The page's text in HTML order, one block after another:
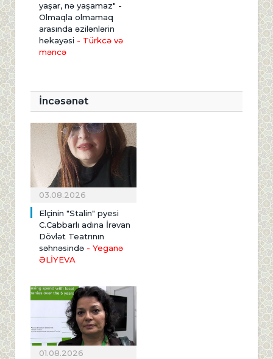
yaşar, nə yaşamaz" -
Olmaqla olmamaq
arasında əzilənlərin
hekayəsi - Türkcə və
məncə
İncəsənət
03.08.2026
Elçinin "Stalin" pyesi
C.Cabbarlı adına İrəvan
Dövlət Teatrının
səhnəsində - Yeganə
ƏLİYEVA
01.08.2026